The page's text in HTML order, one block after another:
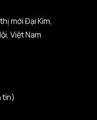
mới Đại Kim,
Việt Nam
tin)